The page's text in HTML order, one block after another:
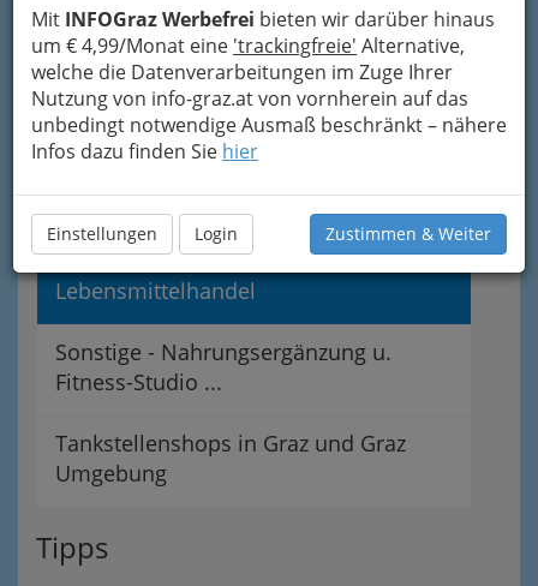
Mit INFOGraz Werbefrei bieten wir darüber hinaus
um € 4,99/Monat eine 'trackingfreie' Alternative,
welche die Datenverarbeitungen im Zuge Ihrer
Nutzung von info-graz.at von vornherein auf das
unbedingt notwendige Ausmaß beschränkt – nähere
Infos dazu finden Sie hier
Einstellungen Login Zustimmen & Weiter
Feinkost - Käse u. Obst & Gemüse u.
Partyservice u. Bioladen ...
Getränkehandel
Lebensmitteleinzelhandel
Lebensmittelgroßhandel
Lebensmittelhandel
Sonstige - Nahrungsergänzung u.
Fitness-Studio ...
Tankstellenshops in Graz und Graz
Umgebung
Tipps